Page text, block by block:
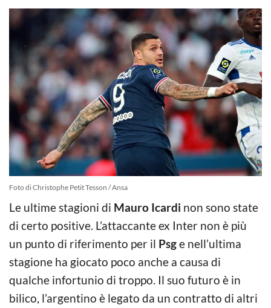
Foto di Christophe Petit Tesson / Ansa
Le ultime stagioni di Mauro Icardi non sono state
di certo positive. L’attaccante ex Inter non è più
un punto di riferimento per il Psge nell’ultima
stagione ha giocato poco anche a causa di
qualche infortunio di troppo. Il suo futuro è in
bilico, l’argentino è legato da un contratto di altri